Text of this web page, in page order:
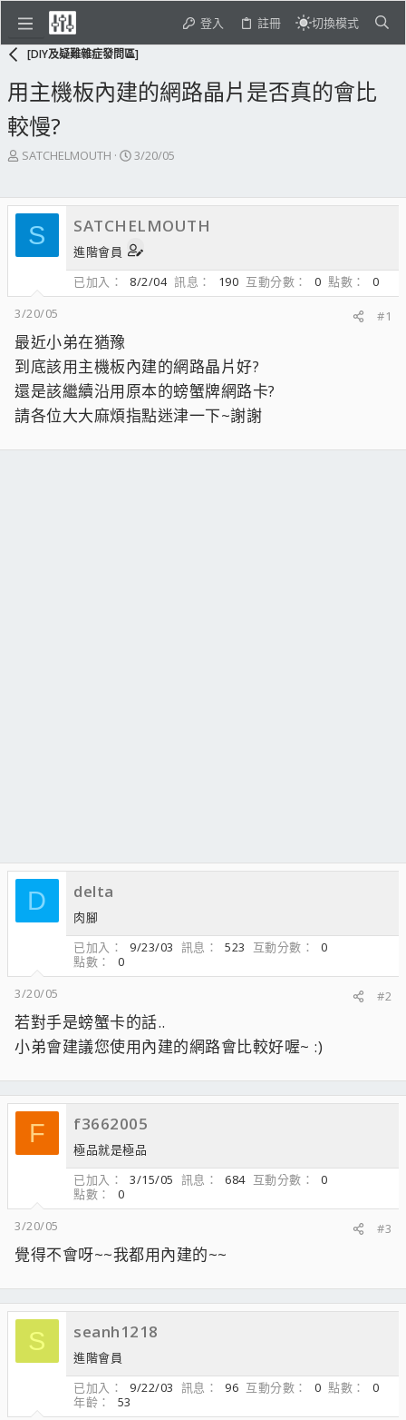
登入 註冊 切換模式
[DIY及疑難雜症發問區]
用主機板內建的網路晶片是否真的會比
較慢?
主
起
人
SATCHELMOUTH
開
期
3/20/05
S SATCHELMOUTH
進階會員
已加入
8/2/04 訊息 190 互動分數 0 點數
0
3/20/05
#1
最近小弟在猶豫
到底該用主機板內建的網路晶片好?
還是該繼續沿用原本的螃蟹牌網路卡?
請各位大大麻煩指點迷津一下~謝謝
D delta
肉腳
已加入
9/23/03 訊息 523 互動分數
0
點數
0
3/20/05
#2
若對手是螃蟹卡的話..
小弟會建議您使用內建的網路會比較好喔~ :)
F f3662005
極品就是極品
已加入
3/15/05 訊息 684 互動分數
0
點數
0
3/20/05
#3
覺得不會呀~~我都用內建的~~
S seanh1218
進階會員
已加入
9/22/03 訊息 96 互動分數 0 點數
0
年齡
53